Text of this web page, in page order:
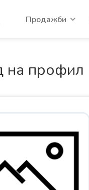
Продажби
на профил